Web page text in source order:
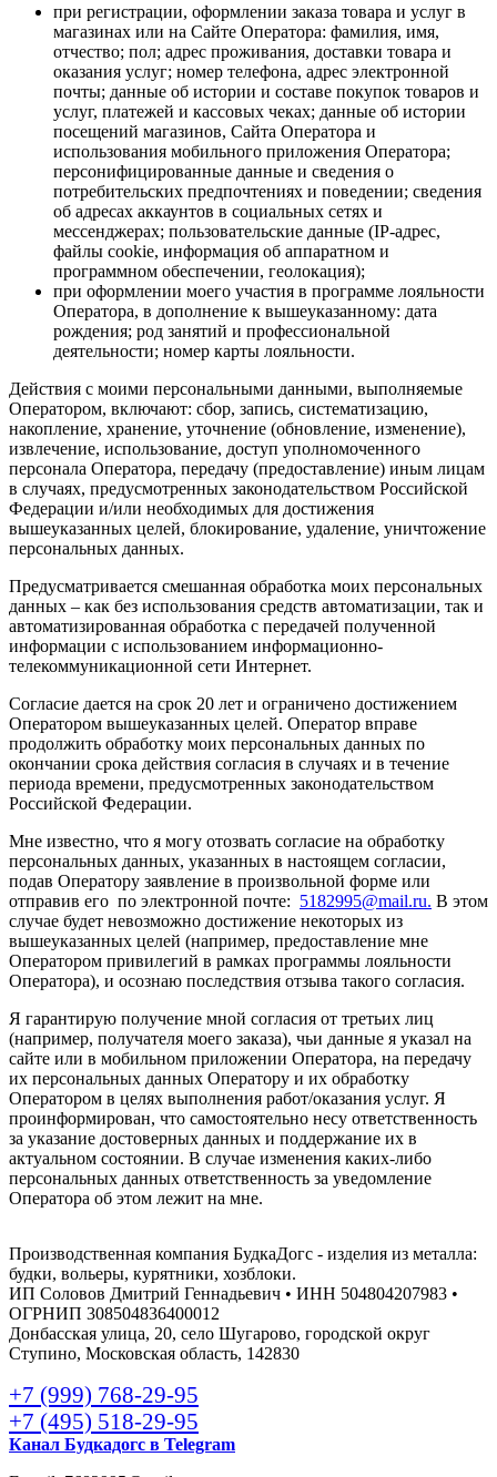
при регистрации, оформлении заказа товара и услуг в
магазинах или на Сайте Оператора: фамилия, имя,
отчество; пол; адрес проживания, доставки товара и
оказания услуг; номер телефона, адрес электронной
почты; данные об истории и составе покупок товаров и
услуг, платежей и кассовых чеках; данные об истории
посещений магазинов, Сайта Оператора и
использования мобильного приложения Оператора;
персонифицированные данные и сведения о
потребительских предпочтениях и поведении; сведения
об адресах аккаунтов в социальных сетях и
мессенджерах; пользовательские данные (IP-адрес,
файлы cookie, информация об аппаратном и
программном обеспечении, геолокация);
при оформлении моего участия в программе лояльности
Оператора, в дополнение к вышеуказанному: дата
рождения; род занятий и профессиональной
деятельности; номер карты лояльности.
Действия с моими персональными данными, выполняемые
Оператором, включают: сбор, запись, систематизацию,
накопление, хранение, уточнение (обновление, изменение),
извлечение, использование, доступ уполномоченного
персонала Оператора, передачу (предоставление) иным лицам
в случаях, предусмотренных законодательством Российской
Федерации и/или необходимых для достижения
вышеуказанных целей, блокирование, удаление, уничтожение
персональных данных.
Предусматривается смешанная обработка моих персональных
данных – как без использования средств автоматизации, так и
автоматизированная обработка с передачей полученной
информации с использованием информационно-
телекоммуникационной сети Интернет.
Согласие дается на срок 20 лет и ограничено достижением
Оператором вышеуказанных целей. Оператор вправе
продолжить обработку моих персональных данных по
окончании срока действия согласия в случаях и в течение
периода времени, предусмотренных законодательством
Российской Федерации.
Мне известно, что я могу отозвать согласие на обработку
персональных данных, указанных в настоящем согласии,
подав Оператору заявление в произвольной форме или
отправив его по электронной почте: 5182995@mail.ru. В этом
случае будет невозможно достижение некоторых из
вышеуказанных целей (например, предоставление мне
Оператором привилегий в рамках программы лояльности
Оператора), и осознаю последствия отзыва такого согласия.
Я гарантирую получение мной согласия от третьих лиц
(например, получателя моего заказа), чьи данные я указал на
сайте или в мобильном приложении Оператора, на передачу
их персональных данных Оператору и их обработку
Оператором в целях выполнения работ/оказания услуг. Я
проинформирован, что самостоятельно несу ответственность
за указание достоверных данных и поддержание их в
актуальном состоянии. В случае изменения каких-либо
персональных данных ответственность за уведомление
Оператора об этом лежит на мне.
Производственная компания БудкаДогс - изделия из металла:
будки, вольеры, курятники, хозблоки.
ИП Соловов Дмитрий Геннадьевич • ИНН 504804207983 •
ОГРНИП 308504836400012
Донбасская улица, 20, село Шугарово, городской округ
Ступино, Московская область, 142830
+7 (999) 768-29-95
+7 (495) 518-29-95
Канал Будкадогс в Telegram